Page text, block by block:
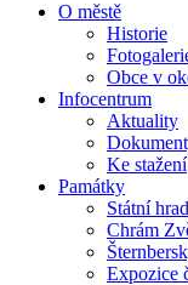
O městě
Historie
Obce v
Infocentrum
Aktuality
Ke stažení
Památky
Státní
Chrám
Expozice